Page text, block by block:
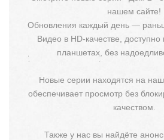
нашем сайте!
Обновления каждый день —
Видео в HD-качестве,
планшетах, без
Новые серии находятся на
обеспечивает просмотр без
качеством.
Также у нас вы найдёте